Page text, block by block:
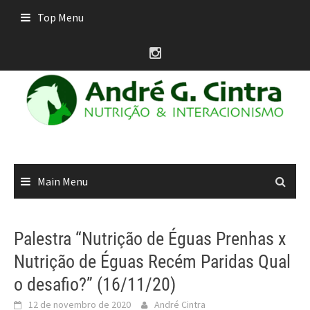
Top Menu
Main Menu
Palestra “Nutrição de Éguas Prenhas x
Nutrição de Éguas Recém Paridas Qual
o desafio?” (16/11/20)
12 de novembro de 2020 André Cintra